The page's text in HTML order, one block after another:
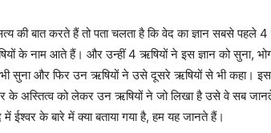
की बात करते हैं तो पता चलता है कि वेद का ज्ञान सबसे पहले 4
के नाम आते हैं। और उन्हीं 4 ऋषियों ने इस ज्ञान को सुना,
सुना और फिर उन ऋषियों ने उसे दूसरे ऋषियों से भी कहा।
के अस्तित्व को लेकर उन ऋषियों ने जो लिखा है उसे वे सब
के बारे में क्या बताया गया है, हम यह जानते हैं।